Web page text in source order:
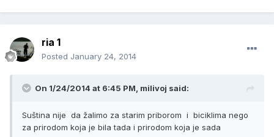
ria 1
Posted January 24, 2014
On 1/24/2014 at 6:45 PM, milivoj said:
Suština nije da žalimo za starim priborom i biciklima nego
za prirodom koja je bila tada i prirodom koja je sada